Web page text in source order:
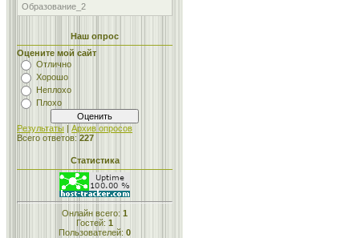
Образование_2
Наш опрос
Оцените мой сайт
Отлично
Хорошо
Неплохо
Плохо
Результаты | Архив опросов
Всего ответов: 227
Статистика
Онлайн всего: 1
Гостей: 1
Пользователей: 0